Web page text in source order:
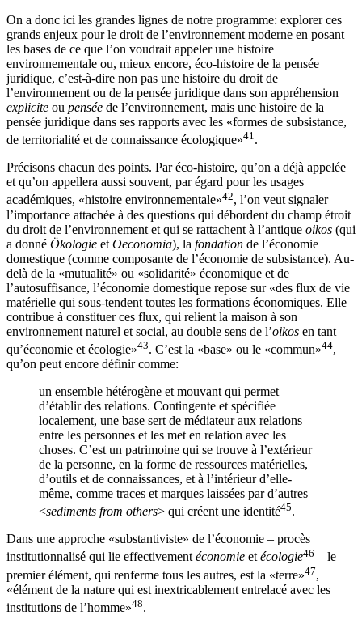
On a donc ici les grandes lignes de notre programme: explorer ces
grands enjeux pour le droit de l’environnement moderne en posant
les bases de ce que l’on voudrait appeler une histoire
environnementale ou, mieux encore, éco-histoire de la pensée
juridique, c’est-à-dire non pas une histoire du droit de
l’environnement ou de la pensée juridique dans son appréhension
explicite ou pensée de l’environnement, mais une histoire de la
pensée juridique dans ses rapports avec les «formes de subsistance,
de territorialité et de connaissance écologique»41 .
Précisons chacun des points. Par éco-histoire, qu’on a déjà appelée
et qu’on appellera aussi souvent, par égard pour les usages
académiques, «histoire environnementale»42, l’on veut signaler
l’importance attachée à des questions qui débordent du champ étroit
du droit de l’environnement et qui se rattachent à l’antique oikos (qui
a donné Ökologie et Oeconomia), la fondation de l’économie
domestique (comme composante de l’économie de subsistance). Au-
delà de la «mutualité» ou «solidarité» économique et de
l’autosuffisance, l’économie domestique repose sur «des flux de vie
matérielle qui sous-tendent toutes les formations économiques. Elle
contribue à constituer ces flux, qui relient la maison à son
environnement naturel et social, au double sens de l’oikos en tant
qu’économie et écologie»43. C’est la «base» ou le «commun»44,
qu’on peut encore définir comme:
un ensemble hétérogène et mouvant qui permet
d’établir des relations. Contingente et spécifiée
localement, une base sert de médiateur aux relations
entre les personnes et les met en relation avec les
choses. C’est un patrimoine qui se trouve à l’extérieur
de la personne, en la forme de ressources matérielles,
d’outils et de connaissances, et à l’intérieur d’elle-
même, comme traces et marques laissées par d’autres
<sediments from others> qui créent une identité45.
Dans une approche «substantiviste» de l’économie – procès
institutionnalisé qui lie effectivementéconomie etécologie46 – le
premier élément, qui renferme tous les autres, est la «terre»47,
«élément de la nature qui est inextricablement entrelacé avec les
institutions de l’homme»48.